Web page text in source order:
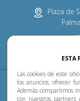
ESTA
Las cookies de este
los anuncios, ofrecer
Además compartimos
con nuestros partners
Plaza de
Diócesis